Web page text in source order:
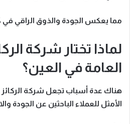
مما يعكس الجودة والذوق الراقي
لماذا تختار شركة
العامة في العين؟
هناك عدة أسباب تجعل شركة الركائز
الأمثل للعملاء الباحثين عن الجودة